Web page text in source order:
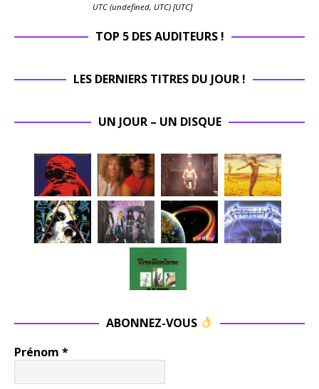
UTC (undefined, UTC) [UTC]
TOP 5 DES AUDITEURS !
LES DERNIERS TITRES DU JOUR !
UN JOUR – UN DISQUE
ABONNEZ-VOUS
Prénom *